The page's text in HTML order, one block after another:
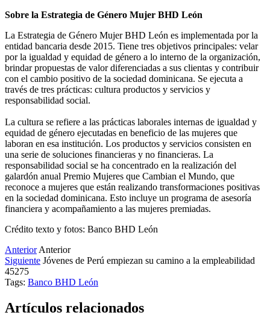
Sobre la Estrategia de Género Mujer BHD León
La Estrategia de Género Mujer BHD León es implementada por la
entidad bancaria desde 2015. Tiene tres objetivos principales: velar
por la igualdad y equidad de género a lo interno de la organización,
brindar propuestas de valor diferenciadas a sus clientas y contribuir
con el cambio positivo de la sociedad dominicana. Se ejecuta a
través de tres prácticas: cultura productos y servicios y
responsabilidad social.
La cultura se refiere a las prácticas laborales internas de igualdad y
equidad de género ejecutadas en beneficio de las mujeres que
laboran en esa institución. Los productos y servicios consisten en
una serie de soluciones financieras y no financieras. La
responsabilidad social se ha concentrado en la realización del
galardón anual Premio Mujeres que Cambian el Mundo, que
reconoce a mujeres que están realizando transformaciones positivas
en la sociedad dominicana. Esto incluye un programa de asesoría
financiera y acompañamiento a las mujeres premiadas.
Crédito texto y fotos: Banco BHD León
Anterior Anterior
Siguiente Jóvenes de Perú empiezan su camino a la empleabilidad
45275
Tags: Banco BHD León
Artículos relacionados